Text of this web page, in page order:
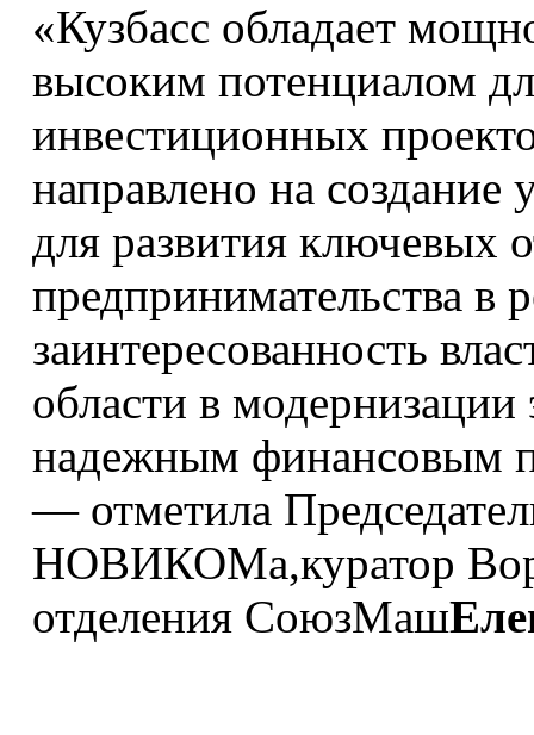
«Кузбасс обладает
высоким потенциалом
инвестиционных
направлено на
для развития ключевых
предпринимательства
заинтересованность
области в
надежным финансовым
— отметила
НОВИКОМа,куратор
отделения СоюзМаш